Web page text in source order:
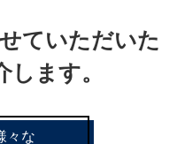
ていただいた
ます。
々な